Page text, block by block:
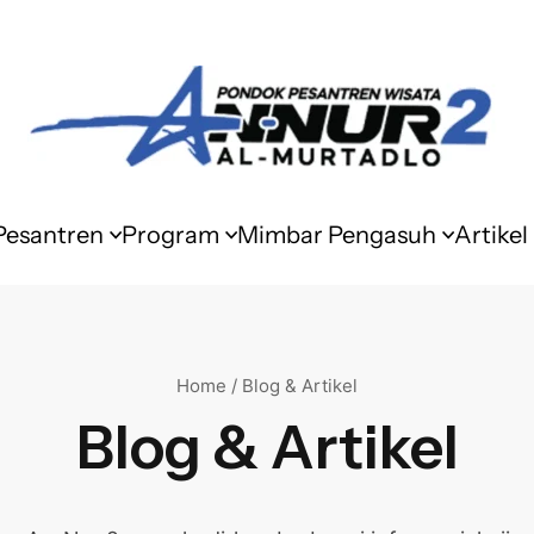
Program Mimbar Pengasuh Artikel
Home / Blog & Artikel
Blog & Artikel